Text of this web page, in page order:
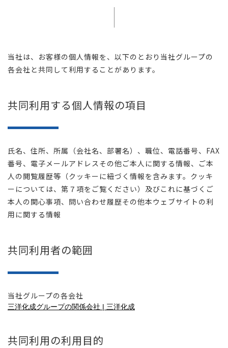
当社は、お客様の個人情報を、以下のとおり当社グループの
各会社と共同して利用することがあります。
共同利用する個人情報の項目
氏名、住所、所属（会社名、部署名）、職位、電話番号、FAX
番号、電子メールアドレスその他ご本人に関する情報、ご本
人の閲覧履歴等（クッキーに紐づく情報を含みます。クッキ
ーについては、第７項をご覧ください）及びこれに基づくご
本人の関心事項、問い合わせ履歴その他本ウェブサイトの利
用に関する情報
共同利用者の範囲
当社グループの各会社
三洋化成グループの関係会社 | 三洋化成
共同利用の利用目的